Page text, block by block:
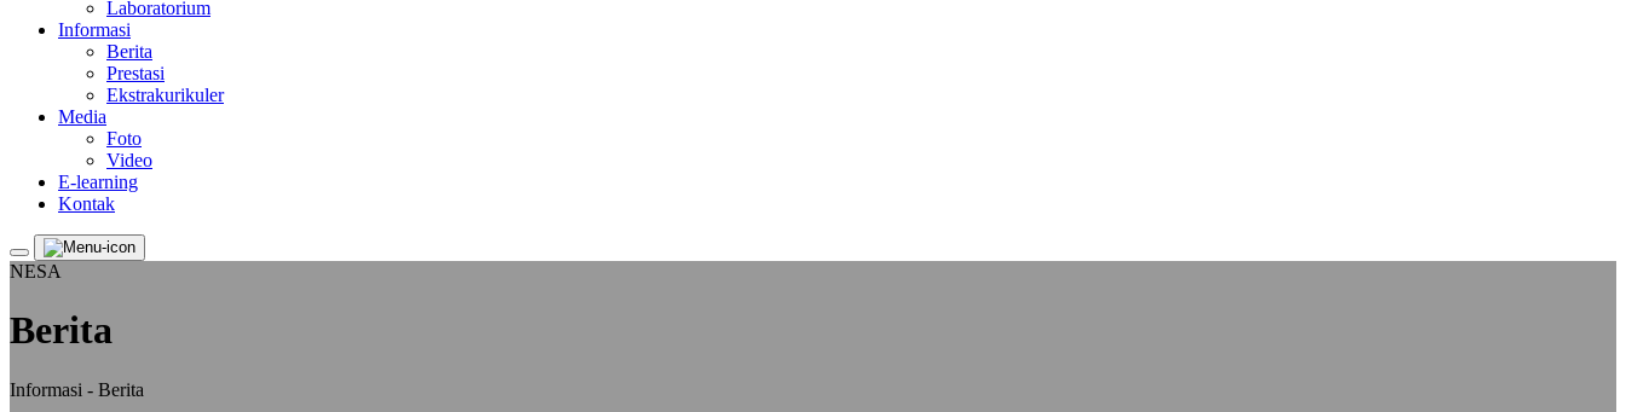
Laboratorium
Informasi
Berita
Prestasi
Ekstrakurikuler
Media
Foto
Video
E-learning
Kontak
NESA
Berita
Informasi - Berita